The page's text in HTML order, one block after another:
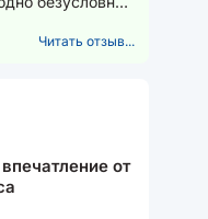
Читать отзыв...
от